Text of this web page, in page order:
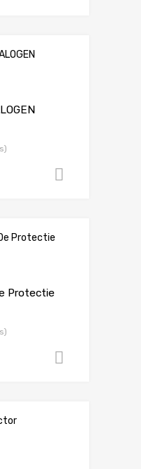
Protectie